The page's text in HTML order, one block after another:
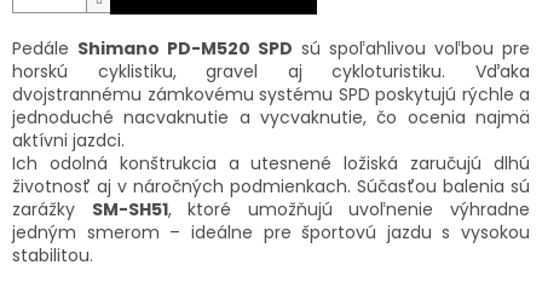
Pedále Shimano PD-M520 SPD sú spoľahlivou voľbou pre
horskú cyklistiku, gravel aj cykloturistiku. Vďaka
dvojstrannému zámkovému systému SPD poskytujú rýchle a
jednoduché nacvaknutie a vycvaknutie, čo ocenia najmä
aktívni jazdci.
Ich odolná konštrukcia a utesnené ložiská zaručujú dlhú
životnosť aj v náročných podmienkach. Súčasťou balenia sú
zarážky SM-SH51, ktoré umožňujú uvoľnenie výhradne
jedným smerom – ideálne pre športovú jazdu s vysokou
stabilitou.